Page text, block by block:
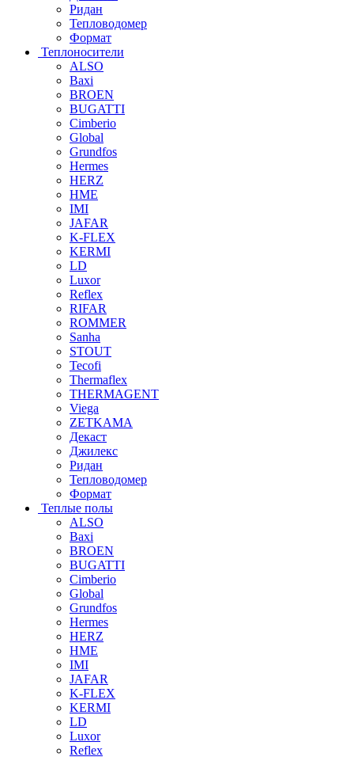
Ридан
Тепловодомер
Формат
Теплоносители
ALSO
Baxi
BROEN
BUGATTI
Cimberio
Global
Grundfos
Hermes
HERZ
HME
IMI
JAFAR
K-FLEX
KERMI
LD
Luxor
Reflex
RIFAR
ROMMER
Sanha
STOUT
Tecofi
Thermaflex
THERMAGENT
Viega
ZETKAMA
Декаст
Джилекс
Ридан
Тепловодомер
Формат
Теплые полы
ALSO
Baxi
BROEN
BUGATTI
Cimberio
Global
Grundfos
Hermes
HERZ
HME
IMI
JAFAR
K-FLEX
KERMI
LD
Luxor
Reflex